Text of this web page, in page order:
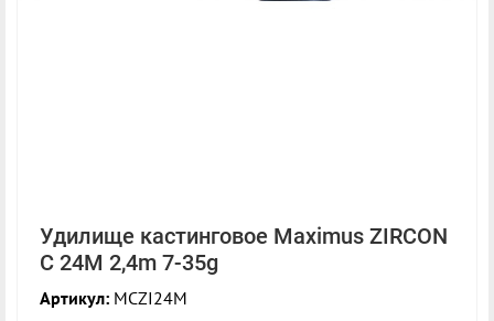
Удилище кастинговое Maximus ZIRCON
C 24M 2,4m 7-35g
Артикул: MCZI24M